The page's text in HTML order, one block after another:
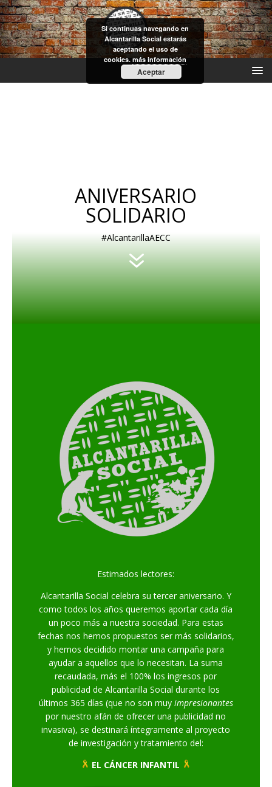
ANIVERSARIO
SOLIDARIO
#AlcantarillaAECC
7
Estimados lectores:
Alcantarilla Social celebra su tercer aniversario. Y
como todos los años queremos aportar cada día
un poco más a nuestra sociedad. Para estas
fechas nos hemos propuestos ser más solidarios,
y hemos decidido montar una campaña para
ayudar a aquellos que lo necesitan. La suma
recaudada, más el 100% los ingresos por
publicidad de Alcantarilla Social durante los
últimos 365 días (que no son muy impresionantes
por nuestro afán de ofrecer una publicidad no
invasiva), se destinará íntegramente al proyecto
de investigación y tratamiento del:
EL CÁNCER INFANTIL
Si continuas navegando en
Alcantarilla Social estarás
aceptando el uso de
cookies.más información
Aceptar